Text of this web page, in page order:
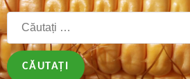
Căutați: